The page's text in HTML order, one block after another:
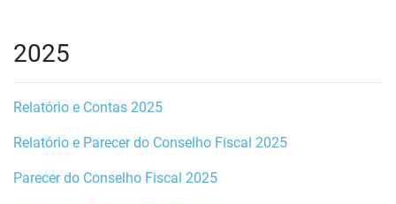
2025
Relatório e Contas 2025
Relatório e Parecer do Conselho Fiscal 2025
Parecer do Conselho Fiscal 2025